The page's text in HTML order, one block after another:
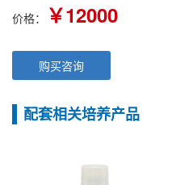
价格： ￥12000
购买咨询
配套相关培养产品